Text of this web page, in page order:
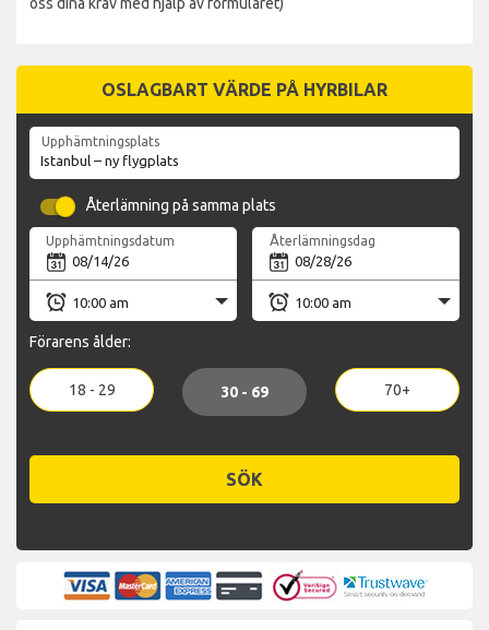
oss dina krav med hjälp av formuläret)
OSLAGBART VÄRDE PÅ HYRBILAR
Upphämtningsplats
Återlämning på samma plats
Upphämtningsdatum Återlämningsdag
Förarens ålder:
18 - 29 30 - 69 70+
SÖK